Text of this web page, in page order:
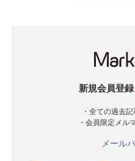
新規会員登録
・全ての過去
・会員限定メル
メール